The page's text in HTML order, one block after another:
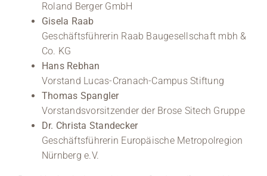
Roland Berger GmbH
Gisela Raab
Geschäftsführerin Raab Baugesellschaft mbh &
Co. KG
Hans Rebhan
Vorstand Lucas-Cranach-Campus Stiftung
Thomas Spangler
Vorstandsvorsitzender der Brose Sitech Gruppe
Dr. Christa Standecker
Geschäftsführerin Europäische Metropolregion
Nürnberg e.V.